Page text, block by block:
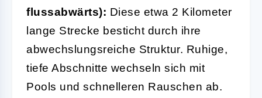
flussabwärts): Diese etwa 2 Kilometer
lange Strecke besticht durch ihre
abwechslungsreiche Struktur. Ruhige,
tiefe Abschnitte wechseln sich mit
Pools und schnelleren Rauschen ab.